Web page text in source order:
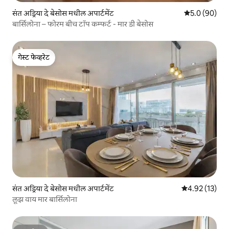
संत अड्रिया दे बेसोस मधील अपार्टमेंट 5 पैकी 5.0
5.0 (90)
बार्सिलोना – फोरम बीच टॉप कम्फर्ट - मार डी बेसोस
गेस्ट फेव्हरेट
गेस्ट फेव्हरेट
संत अड्रिया दे बेसोस मधील अपार्टमेंट 5 पैकी 4.92
4.92 (13)
लूझ वाय मार बार्सिलोना